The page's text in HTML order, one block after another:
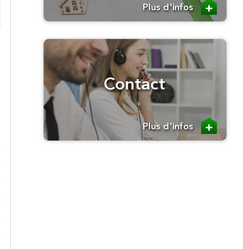
Plus d'infos
Contact
Plus d'infos